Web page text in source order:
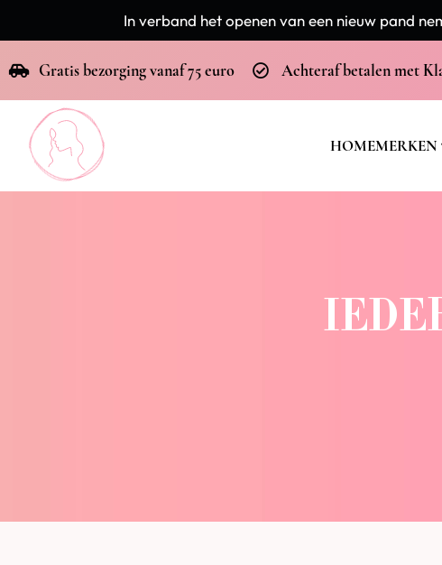
In verband het openen van een nieuw pand
Gratis bezorging vanaf 75 euro Achteraf betalen met
HOMEMERKEN